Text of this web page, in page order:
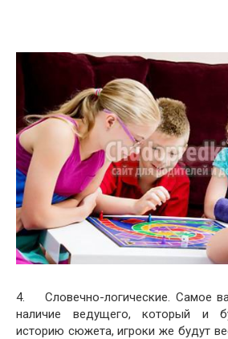
4. Словечно-логические. Самое
наличие ведущего, который и
историю сюжета, игроки же будут